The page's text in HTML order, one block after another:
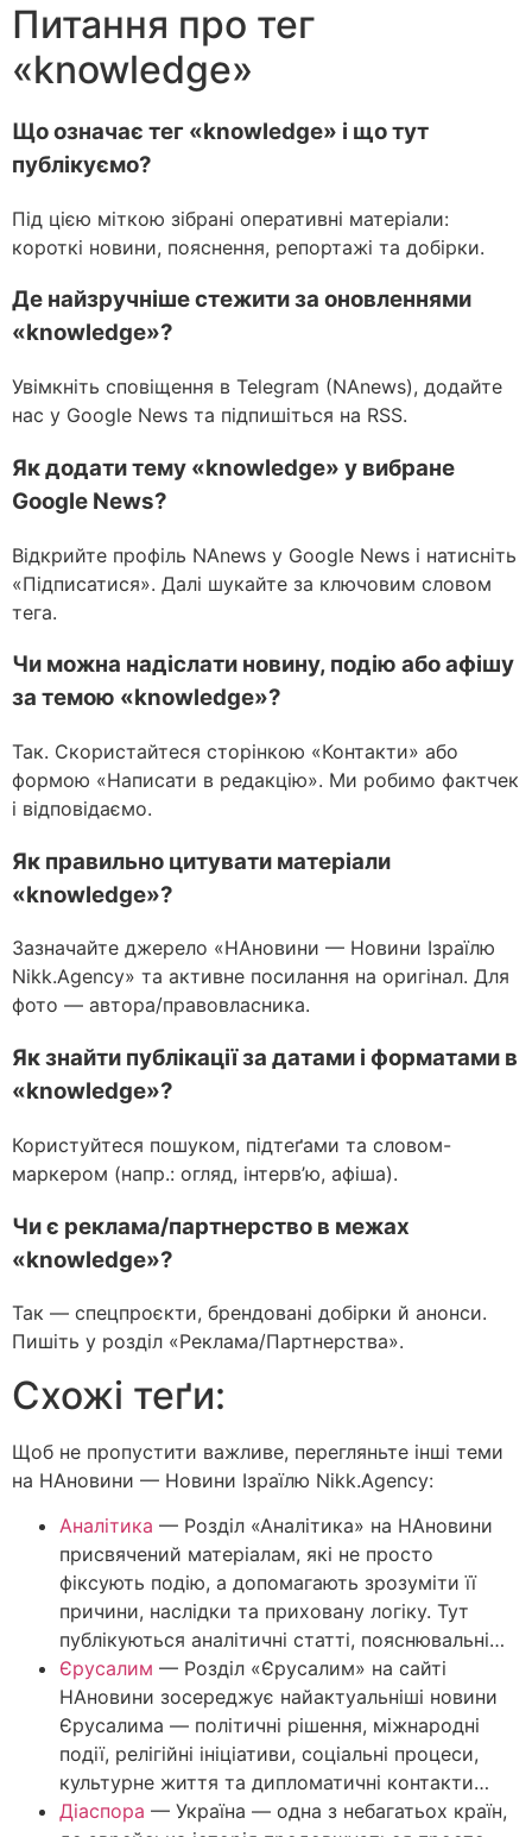
Питання про тег
«knowledge»
Що означає тег «knowledge» і що тут
публікуємо?
Під цією міткою зібрані оперативні матеріали:
короткі новини, пояснення, репортажі та добірки.
Де найзручніше стежити за оновленнями
«knowledge»?
Увімкніть сповіщення в Telegram (NAnews), додайте
нас у Google News та підпишіться на RSS.
Як додати тему «knowledge» у вибране
Google News?
Відкрийте профіль NAnews у Google News і натисніть
«Підписатися». Далі шукайте за ключовим словом
тега.
Чи можна надіслати новину, подію або афішу
за темою «knowledge»?
Так. Скористайтеся сторінкою «Контакти» або
формою «Написати в редакцію». Ми робимо фактчек
і відповідаємо.
Як правильно цитувати матеріали
«knowledge»?
Зазначайте джерело «НАновини — Новини Ізраїлю
Nikk.Agency» та активне посилання на оригінал. Для
фото — автора/правовласника.
Як знайти публікації за датами і форматами в
«knowledge»?
Користуйтеся пошуком, підтеґами та словом-
маркером (напр.: огляд, інтерв’ю, афіша).
Чи є реклама/партнерство в межах
«knowledge»?
Так — спецпроєкти, брендовані добірки й анонси.
Пишіть у розділ «Реклама/Партнерства».
Схожі теґи:
Щоб не пропустити важливе, перегляньте інші теми
на НАновини — Новини Ізраїлю Nikk.Agency:
Аналітика — Розділ «Аналітика» на НАновини
присвячений матеріалам, які не просто
фіксують подію, а допомагають зрозуміти її
причини, наслідки та приховану логіку. Тут
публікуються аналітичні статті, пояснювальні…
Єрусалим — Розділ «Єрусалим» на сайті
НАновини зосереджує найактуальніші новини
Єрусалима — політичні рішення, міжнародні
події, релігійні ініціативи, соціальні процеси,
культурне життя та дипломатичні контакти…
Діаспора — Україна — одна з небагатьох країн,